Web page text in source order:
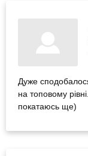
Дуже
на топовому
покатаюсь ще)